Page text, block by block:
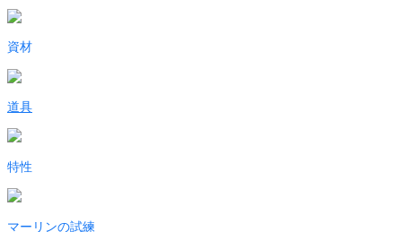
資材
道具
特性
マーリンの試練